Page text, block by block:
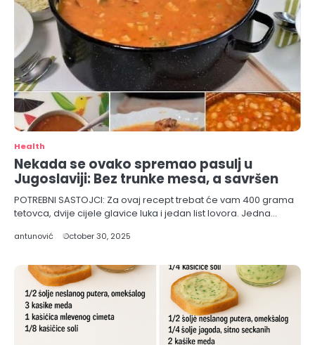
Health
Nekada se ovako spremao pasulj u
Jugoslaviji: Bez trunke mesa, a savršen
POTREBNI SASTOJCI: Za ovaj recept trebat će vam 400 grama
tetovca, dvije cijele glavice luka i jedan list lovora. Jedna…
antunović October 30, 2025